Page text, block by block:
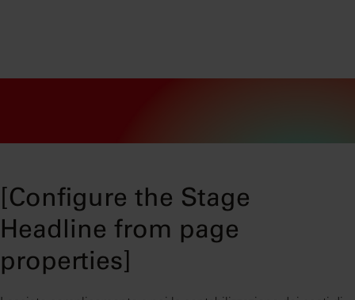
[Configure the Stage
Headline from page
properties]